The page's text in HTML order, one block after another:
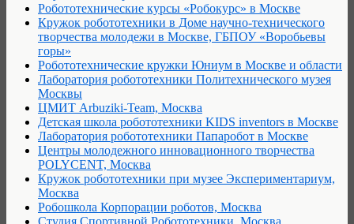
Робототехнические курсы «Робокурс» в Москве
Кружок робототехники в Доме научно-технического
творчества молодежи в Москве, ГБПОУ «Воробьевы
горы»
Робототехнические кружки Юниум в Москве и области
Лаборатория робототехники Политехнического музея
Москвы
ЦМИТ Arbuziki-Team, Москва
Детская школа робототехники KIDS inventors в Москве
Лаборатория робототехники Папаробот в Москве
Центры молодежного инновационного творчества
POLYCENT, Москва
Кружок робототехники при музее Экспериментариум,
Москва
Робошкола Корпорации роботов, Москва